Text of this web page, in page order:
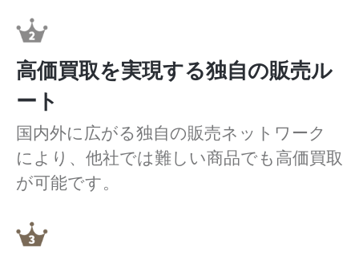
高価買取を実現する独自の販売ル
ート
国内外に広がる独自の販売ネットワーク
により、他社では難しい商品でも高価買取
が可能です。